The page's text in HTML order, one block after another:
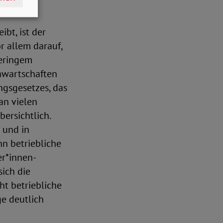
ist der
allem darauf,
das
vielen
in
betriebliche
die
betriebliche
deutlich